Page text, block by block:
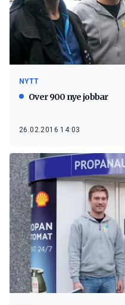
NYTT
Over 900 nye jobbar
26.02.2016 14:03